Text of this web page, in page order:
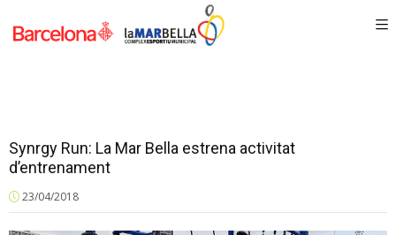
Synrgy Run: La Mar Bella estrena activitat
d’entrenament
23/04/2018